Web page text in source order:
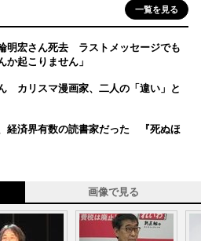
一覧を見る
明宏さん死去 ラストメッセージでも
起こりません」
カリスマ漫画家、二人の「違い」と
経済界有数の読書家だった 『死ぬほ
画像で見る